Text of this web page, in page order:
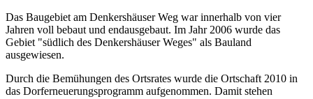
Das Baugebiet am Denkershäuser Weg war innerhalb von vier
Jahren voll bebaut und endausgebaut. Im Jahr 2006 wurde das
Gebiet "südlich des Denkershäuser Weges" als Bauland
ausgewiesen.
Durch die Bemühungen des Ortsrates wurde die Ortschaft 2010 in
das Dorferneuerungsprogramm aufgenommen. Damit stehen